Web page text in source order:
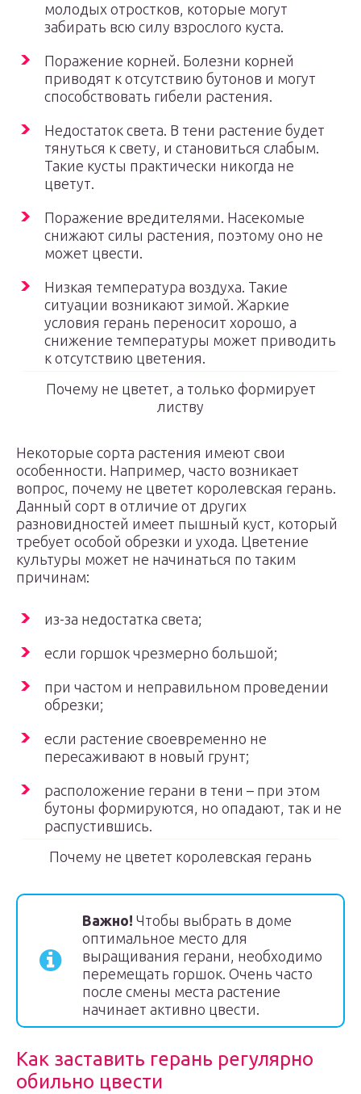
молодых отростков, которые могут
забирать всю силу взрослого куста.
Поражение корней. Болезни корней
приводят к отсутствию бутонов и могут
способствовать гибели растения.
Недостаток света. В тени растение будет
тянуться к свету, и становиться слабым.
Такие кусты практически никогда не
цветут.
Поражение вредителями. Насекомые
снижают силы растения, поэтому оно не
может цвести.
Низкая температура воздуха. Такие
ситуации возникают зимой. Жаркие
условия герань переносит хорошо, а
снижение температуры может приводить
к отсутствию цветения.
Почему не цветет, а только формирует
листву
Некоторые сорта растения имеют свои
особенности. Например, часто возникает
вопрос, почему не цветет королевская герань.
Данный сорт в отличие от других
разновидностей имеет пышный куст, который
требует особой обрезки и ухода. Цветение
культуры может не начинаться по таким
причинам:
из-за недостатка света;
если горшок чрезмерно большой;
при частом и неправильном проведении
обрезки;
если растение своевременно не
пересаживают в новый грунт;
расположение герани в тени – при этом
бутоны формируются, но опадают, так и не
распустившись.
Почему не цветет королевская герань
Важно! Чтобы выбрать в доме
оптимальное место для
выращивания герани, необходимо
перемещать горшок. Очень часто
после смены места растение
начинает активно цвести.
Как заставить герань регулярно
обильно цвести